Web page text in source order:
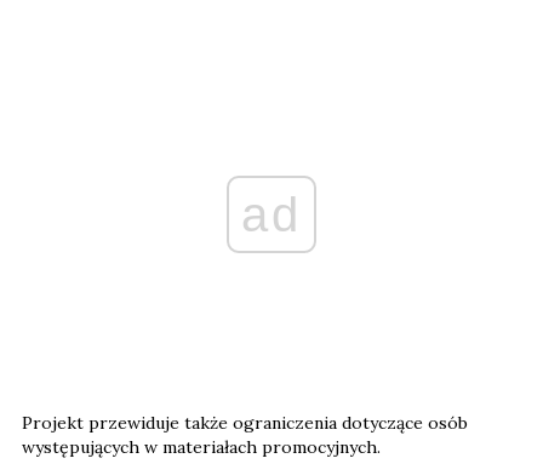
ad
Projekt przewiduje także ograniczenia dotyczące osób
występujących w materiałach promocyjnych.